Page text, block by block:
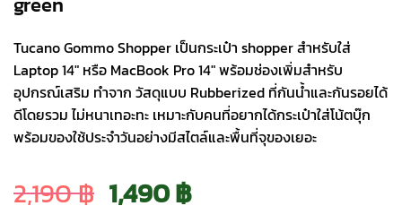
Tucano Gommo Shopper เป็นกระเป๋า shopper สำหรับใส่
Laptop 14″ หรือ MacBook Pro 14″ พร้อมช่องเพิ่มสำหรับ
อุปกรณ์เสริม ทำจาก วัสดุแบบ Rubberized ที่กันน้ำและกันรอยได้
ดีโดยรวม ไม่หนาเทอะทะ เหมาะกับคนที่อยากได้กระเป๋าใส่โน้ตบุ๊ก
พร้อมของใช้ประจำวันอย่างมีสไตล์และพื้นที่จุของเยอะ
2,190฿ Original
1,490฿Current